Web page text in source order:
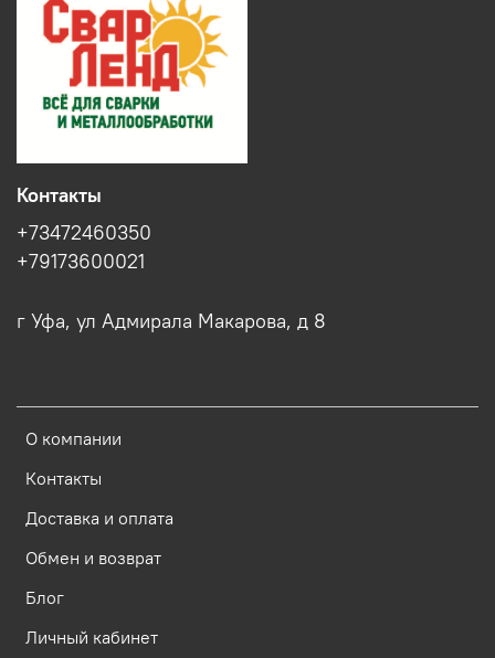
О компании
Контакты
Доставка и оплата
Обмен и возврат
Блог
Личный кабинет
Контакты
+73472460350
+79173600021
г Уфа, ул Адмирала Макарова, д 8